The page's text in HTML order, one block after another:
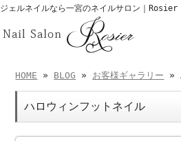
ジェルネイルなら一宮のネイルサロン｜Rosier
HOME » BLOG » お客様ギャラリー »
ハロウィンフットネイル